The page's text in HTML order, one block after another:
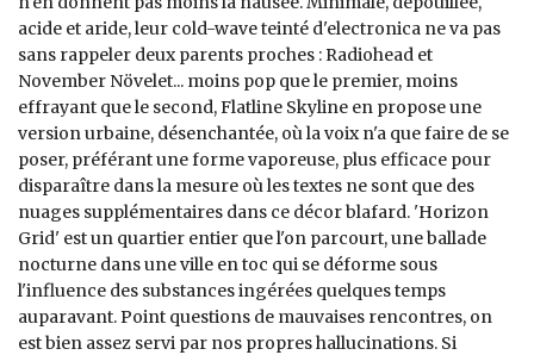
acide et aride, leur cold-wave teinté d'electronica ne va pas
sans rappeler deux parents proches : Radiohead et
November Növelet... moins pop que le premier, moins
effrayant que le second, Flatline Skyline en propose une
version urbaine, désenchantée, où la voix n'a que faire de se
poser, préférant une forme vaporeuse, plus efficace pour
disparaître dans la mesure où les textes ne sont que des
nuages supplémentaires dans ce décor blafard. 'Horizon
Grid' est un quartier entier que l'on parcourt, une ballade
nocturne dans une ville en toc qui se déforme sous
l'influence des substances ingérées quelques temps
auparavant. Point questions de mauvaises rencontres, on
est bien assez servi par nos propres hallucinations. Si